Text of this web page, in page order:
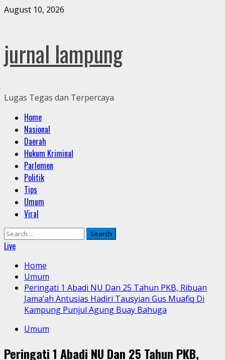
Skip
August 10, 2026
jurnal lampung
Lugas Tegas dan Terpercaya
Primary
Menu
Home
Nasional
Daerah
Hukum Kriminal
Parlemen
Politik
Tips
Umum
Viral
Search
for:
Live
Home
Umum
Peringati 1 Abadi NU Dan 25 Tahun PKB, Ribuan
Jama’ah Antusias Hadiri Tausyian Gus Muafiq Di
Kampung Punjul Agung Buay Bahuga
Umum
Peringati 1 Abadi NU Dan 25 Tahun PKB,